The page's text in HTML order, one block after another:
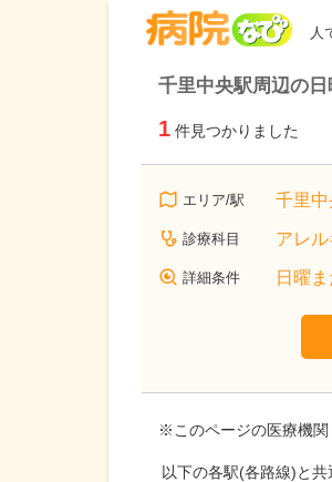
人
千里中央駅周辺の
1 件見つかりました
エリア/駅 千里中
診療科目 アレ
詳細条件 日曜
※このページの医療機関
以下の各駅(各路線)と